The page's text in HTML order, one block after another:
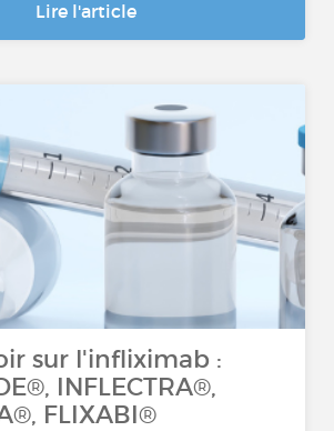
Lire l'article
sur l'infliximab :
INFLECTRA®,
FLIXABI®